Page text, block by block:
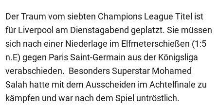
Der Traum vom siebten Champions League Titel ist
für Liverpool am Dienstagabend geplatzt. Sie müssen
sich nach einer Niederlage im Elfmeterschießen (1:5
n.E) gegen Paris Saint-Germain aus der Königsliga
verabschieden. Besonders Superstar Mohamed
Salah hatte mit dem Ausscheiden im Achtelfinale zu
kämpfen und war nach dem Spiel untröstlich.